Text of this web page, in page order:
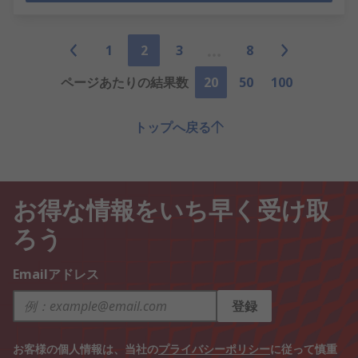
1 2 3
8
ページあたりの結果数
20 50 100
トップへ戻る
お得な情報をいち早く受け取
ろう
Emailアドレス
登録
お客様の個人情報は、当社のプライバシーポリシーに従って慎重